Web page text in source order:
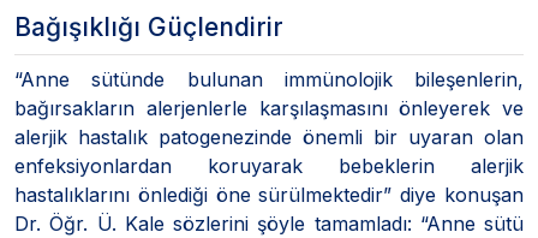
Bağışıklığı Güçlendirir
“Anne sütünde bulunan immünolojik bileşenlerin,
bağırsakların alerjenlerle karşılaşmasını önleyerek ve
alerjik hastalık patogenezinde önemli bir uyaran olan
enfeksiyonlardan koruyarak bebeklerin alerjik
hastalıklarını önlediği öne sürülmektedir” diye konuşan
Dr. Öğr. Ü. Kale sözlerini şöyle tamamladı: “Anne sütü